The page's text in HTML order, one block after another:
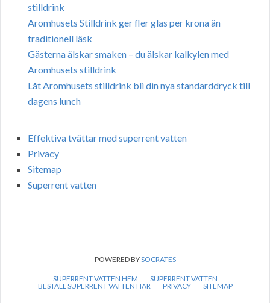
stilldrink
Aromhusets Stilldrink ger fler glas per krona än
traditionell läsk
Gästerna älskar smaken – du älskar kalkylen med
Aromhusets stilldrink
Låt Aromhusets stilldrink bli din nya standarddryck till
dagens lunch
Effektiva tvättar med superrent vatten
Privacy
Sitemap
Superrent vatten
POWERED BYSOCRATES
SUPERRENT VATTEN HEM
SUPERRENT VATTEN
BESTÄLL SUPERRENT VATTEN HÄR
PRIVACY SITEMAP